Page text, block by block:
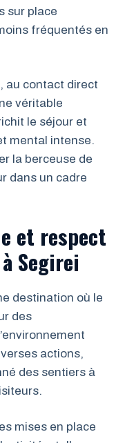
sur place
fréquentés en
au contact direct
véritable
le séjour et
mental intense.
la berceuse de
dans un cadre
et respect
Segirei
destination où le
des
actions,
des sentiers à
mises en place